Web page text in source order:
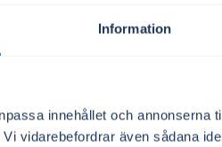
Information
innehållet och annonserna
vidarebefordrar även sådana
med
av
besparing
för dig med
att
området